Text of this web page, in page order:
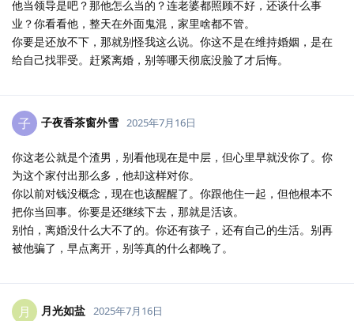
他当领导是吧？那他怎么当的？连老婆都照顾不好，还谈什么事
业？你看看他，整天在外面鬼混，家里啥都不管。
你要是还放不下，那就别怪我这么说。你这不是在维持婚姻，是在
给自己找罪受。赶紧离婚，别等哪天彻底没脸了才后悔。
子 子夜香茶窗外雪 2025年7月16日
你这老公就是个渣男，别看他现在是中层，但心里早就没你了。你
为这个家付出那么多，他却这样对你。
你以前对钱没概念，现在也该醒醒了。你跟他住一起，但他根本不
把你当回事。你要是还继续下去，那就是活该。
别怕，离婚没什么大不了的。你还有孩子，还有自己的生活。别再
被他骗了，早点离开，别等真的什么都晚了。
月 月光如盐 2025年7月16日